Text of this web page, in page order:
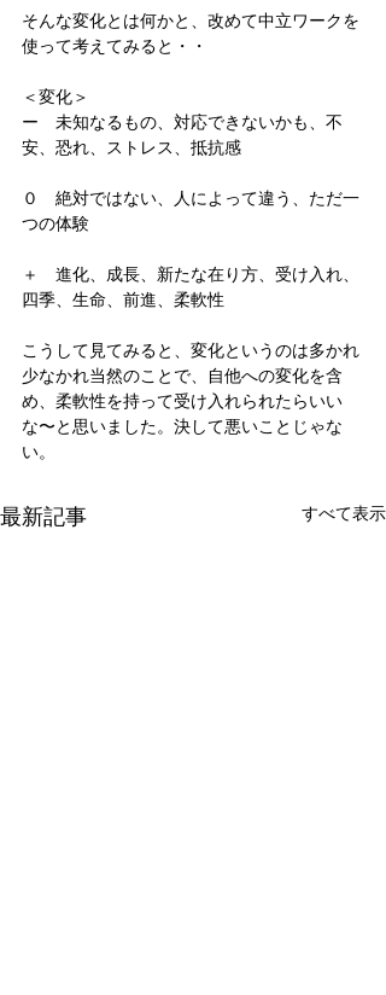
そんな変化とは何かと、改めて中立ワークを
使って考えてみると・・
＜変化＞
ー　未知なるもの、対応できないかも、不
安、恐れ、ストレス、抵抗感
０　絶対ではない、人によって違う、ただ一
つの体験
＋　進化、成長、新たな在り方、受け入れ、
四季、生命、前進、柔軟性
こうして見てみると、変化というのは多かれ
少なかれ当然のことで、自他への変化を含
め、柔軟性を持って受け入れられたらいい
な〜と思いました。決して悪いことじゃな
い。
最新記事 すべて表示